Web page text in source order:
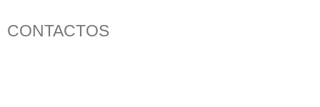
CONTACTOS